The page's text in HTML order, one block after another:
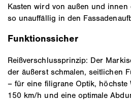
Kasten wird von außen und
so unauffällig in den
Funktionssicher
Reißverschlussprinzip: Der
der äußerst schmalen, seitlichen
– für eine filigrane Optik, höchste
150 km/h und eine optimale